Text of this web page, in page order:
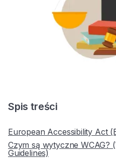
Spis treści
European Accessibility Act
Czym są wytyczne WCAG?
Guidelines)